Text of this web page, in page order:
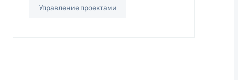
Управление проектами